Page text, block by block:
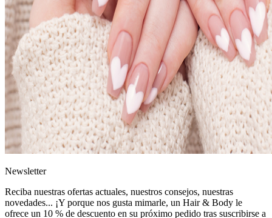
Newsletter
Reciba nuestras ofertas actuales, nuestros consejos, nuestras
novedades... ¡Y porque nos gusta mimarle, un Hair & Body le
ofrece un 10 % de descuento en su próximo pedido tras suscribirse a